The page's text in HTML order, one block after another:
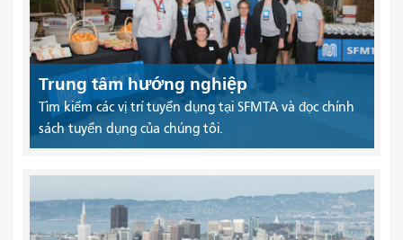
Trung tâm hướng nghiệp
Tìm kiếm các vị trí tuyển dụng tại SFMTA và đọc chính
sách tuyển dụng của chúng tôi.